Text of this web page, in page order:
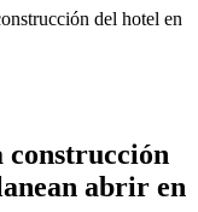
del hotel en
construcción
abrir en